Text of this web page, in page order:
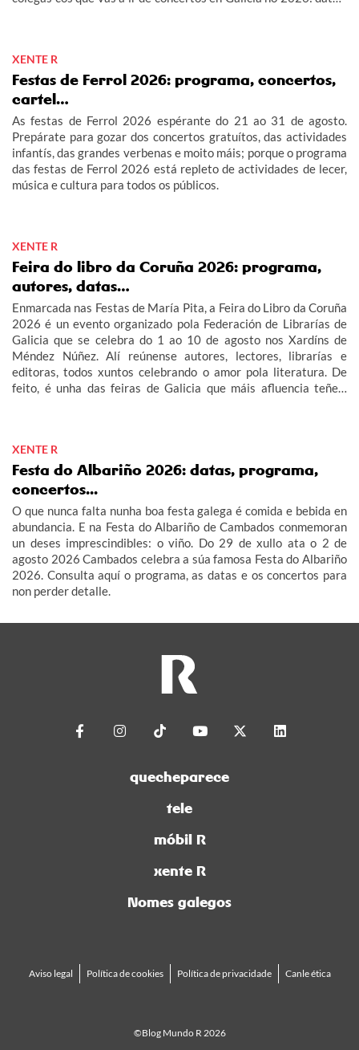
XENTE R
Festas de Ferrol 2026: programa, concertos,
cartel…
As festas de Ferrol 2026 espérante do 21 ao 31 de agosto.
Prepárate para gozar dos concertos gratuítos, das actividades
infantís, das grandes verbenas e moito máis; porque o programa
das festas de Ferrol 2026 está repleto de actividades de lecer,
música e cultura para todos os públicos.
XENTE R
Feira do libro da Coruña 2026: programa,
autores, datas…
Enmarcada nas Festas de María Pita, a Feira do Libro da Coruña
2026 é un evento organizado pola Federación de Librarías de
Galicia que se celebra do 1 ao 10 de agosto nos Xardíns de
Méndez Núñez. Alí reúnense autores, lectores, librarías e
editoras, todos xuntos celebrando o amor pola literatura. De
feito, é unha das feiras de Galicia que máis afluencia teñen,
XENTE R
Festa do Albariño 2026: datas, programa,
concertos...
O que nunca falta nunha boa festa galega é comida e bebida en
abundancia. E na Festa do Albariño de Cambados conmemoran
un deses imprescindibles: o viño. Do 29 de xullo ata o 2 de
agosto 2026 Cambados celebra a súa famosa Festa do Albariño
2026. Consulta aquí o programa, as datas e os concertos para
non perder detalle.
quecheparece
tele
móbil R
xente R
Nomes galegos
Aviso legal Política de cookies Política de privacidade Canle ética
©Blog Mundo R 2026